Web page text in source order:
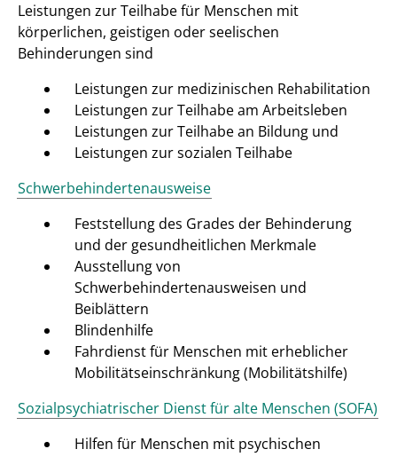
Leistungen zur Teilhabe für Menschen mit
körperlichen, geistigen oder seelischen
Behinderungen sind
Leistungen zur medizinischen Rehabilitation
Leistungen zur Teilhabe am Arbeitsleben
Leistungen zur Teilhabe an Bildung und
Leistungen zur sozialen Teilhabe
Schwerbehindertenausweise
Feststellung des Grades der Behinderung
und der gesundheitlichen Merkmale
Ausstellung von
Schwerbehindertenausweisen und
Beiblättern
Blindenhilfe
Fahrdienst für Menschen mit erheblicher
Mobilitätseinschränkung (Mobilitätshilfe)
Sozialpsychiatrischer Dienst für alte Menschen (SOFA)
Hilfen für Menschen mit psychischen